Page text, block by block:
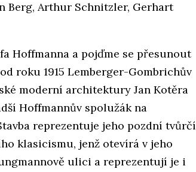
Berg, Arthur Schnitzler, Gerhart
Hoffmanna a pojďme se přesunout
roku 1915 Lemberger-Gombrichův
moderní architektury Jan Kotěra
Hoffmannův spolužák na
reprezentuje jeho pozdní tvůrčí
klasicismu, jenž otevírá v jeho
ulici a reprezentují je i